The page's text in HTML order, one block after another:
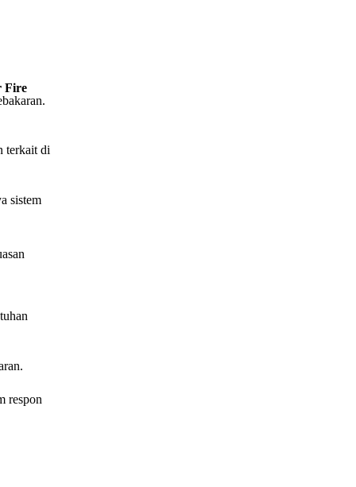
Fire
terkait di
sistem
respon